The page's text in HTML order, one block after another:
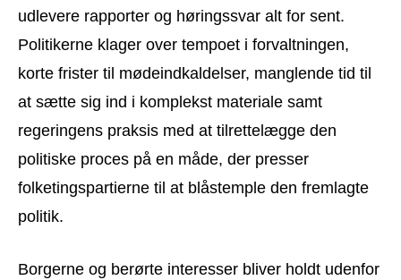
udlevere rapporter og høringssvar alt for sent.
Politikerne klager over tempoet i forvaltningen,
korte frister til mødeindkaldelser, manglende tid til
at sætte sig ind i komplekst materiale samt
regeringens praksis med at tilrettelægge den
politiske proces på en måde, der presser
folketingspartierne til at blåstemple den fremlagte
politik.
Borgerne og berørte interesser bliver holdt udenfor